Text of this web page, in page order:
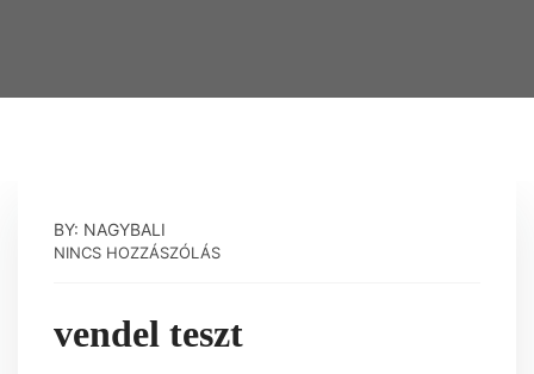
BY: NAGYBALI
NINCS HOZZÁSZÓLÁS
vendel teszt